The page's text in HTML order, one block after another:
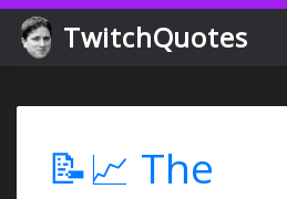
TwitchQuotes
📝📈 The